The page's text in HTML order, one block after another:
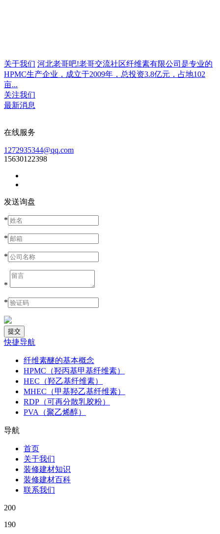
关于我们 河北老哥吧!老哥交流社区纤维素有限公司是专业的
HPMC生产企业，成立于2009年，总投资3.8亿元，占地102
亩...
关注我们
最新消息
在线服务
1272935344@qq.com
15630122398
发送询盘
*
*
*
*
*
快捷导航
纤维素醚的基本概念
HPMC（羟丙基甲基纤维素）
HEC（羟乙基纤维素）
MHEC（甲基羟乙基纤维素）
RDP（可再分散乳胶粉）
PVA（聚乙烯醇）
导航
首页
关于我们
装修建材知识
装修建材百科
联系我们
200
190